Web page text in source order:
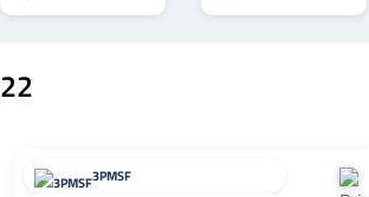
3PMSF